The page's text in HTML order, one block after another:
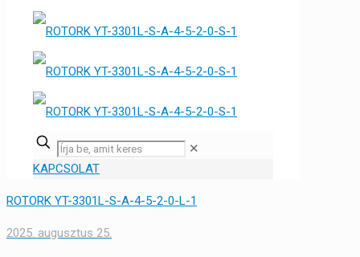
✕
KAPCSOLAT
ROTORK YT-3301L-S-A-4-5-2-0-L-1
2025. augusztus 25.